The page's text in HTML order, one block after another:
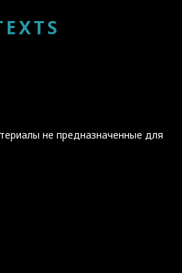
не предназначенные для